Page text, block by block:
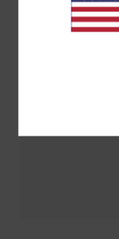
Confort